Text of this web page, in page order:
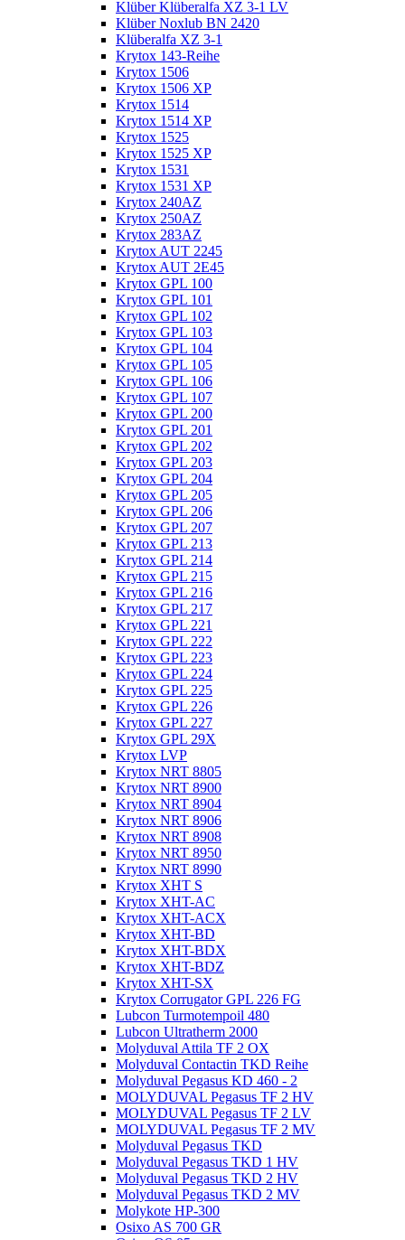
Klüber Klüberalfa XZ 3-1 LV
Klüber Noxlub BN 2420
Klüberalfa XZ 3-1
Krytox 143-Reihe
Krytox 1506
Krytox 1506 XP
Krytox 1514
Krytox 1514 XP
Krytox 1525
Krytox 1525 XP
Krytox 1531
Krytox 1531 XP
Krytox 240AZ
Krytox 250AZ
Krytox 283AZ
Krytox AUT 2245
Krytox AUT 2E45
Krytox GPL 100
Krytox GPL 101
Krytox GPL 102
Krytox GPL 103
Krytox GPL 104
Krytox GPL 105
Krytox GPL 106
Krytox GPL 107
Krytox GPL 200
Krytox GPL 201
Krytox GPL 202
Krytox GPL 203
Krytox GPL 204
Krytox GPL 205
Krytox GPL 206
Krytox GPL 207
Krytox GPL 213
Krytox GPL 214
Krytox GPL 215
Krytox GPL 216
Krytox GPL 217
Krytox GPL 221
Krytox GPL 222
Krytox GPL 223
Krytox GPL 224
Krytox GPL 225
Krytox GPL 226
Krytox GPL 227
Krytox GPL 29X
Krytox LVP
Krytox NRT 8805
Krytox NRT 8900
Krytox NRT 8904
Krytox NRT 8906
Krytox NRT 8908
Krytox NRT 8950
Krytox NRT 8990
Krytox XHT S
Krytox XHT-AC
Krytox XHT-ACX
Krytox XHT-BD
Krytox XHT-BDX
Krytox XHT-BDZ
Krytox XHT-SX
Krytox Corrugator GPL 226 FG
Lubcon Turmotempoil 480
Lubcon Ultratherm 2000
Molyduval Attila TF 2 OX
Molyduval Contactin TKD Reihe
Molyduval Pegasus KD 460 - 2
MOLYDUVAL Pegasus TF 2 HV
MOLYDUVAL Pegasus TF 2 LV
MOLYDUVAL Pegasus TF 2 MV
Molyduval Pegasus TKD
Molyduval Pegasus TKD 1 HV
Molyduval Pegasus TKD 2 HV
Molyduval Pegasus TKD 2 MV
Molykote HP-300
Osixo AS 700 GR